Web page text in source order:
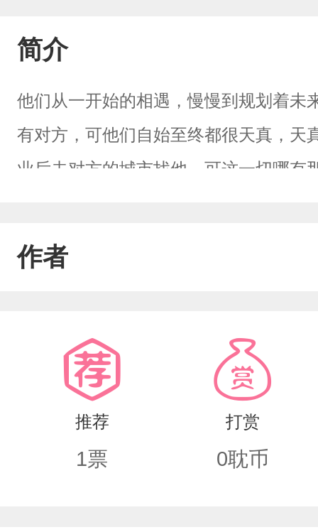
简介
他们从一开始的相遇，慢慢到规划着未
有对方，可他们自始至终都很天真，天
业后去对方的城市找他，可这一切哪有
时同学主动提了分手，那时陈同学还
有的联系方式拉黑删除，可他偏偏忘
了，或许是天意，一次意外，时同学
在QQ内卑微的祈求着复合，纠缠了好
作者
推荐
1票
打赏
0耽币